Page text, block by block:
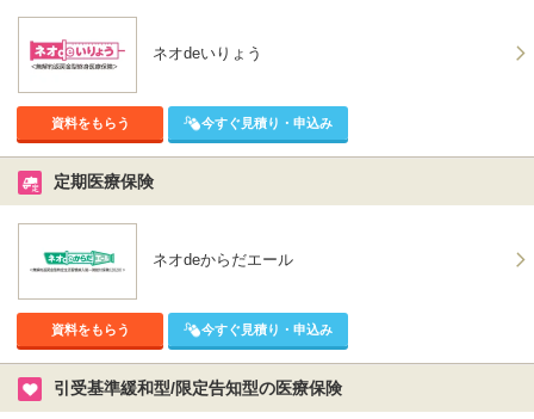
ネオdeいりょう
資料をもらう 今すぐ見積り・申込み
定期医療保険
ネオdeからだエール
資料をもらう 今すぐ見積り・申込み
引受基準緩和型/限定告知型の医療保険